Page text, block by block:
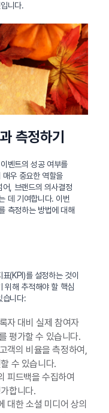
니다.
측정하기
벤트의 성공 여부를
우 중요한 역할을
, 브랜드의 의사결정
데 기여합니다. 이번
측정하는 방법에 대해
(KPI)를 설정하는 것이
위해 추적해야 할 핵심
습니다:
자 대비 실제 참여자
평가할 수 있습니다.
객의 비율을 측정하여,
수 있습니다.
피드백을 수집하여
합니다.
대한 소셜 미디어 상의